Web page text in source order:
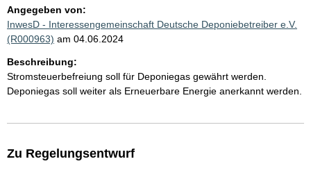
Angegeben von:
InwesD - Interessengemeinschaft Deutsche Deponiebetreiber e.V.
(R000963) am 04.06.2024
Beschreibung:
Stromsteuerbefreiung soll für Deponiegas gewährt werden.
Deponiegas soll weiter als Erneuerbare Energie anerkannt werden.
Zu Regelungsentwurf